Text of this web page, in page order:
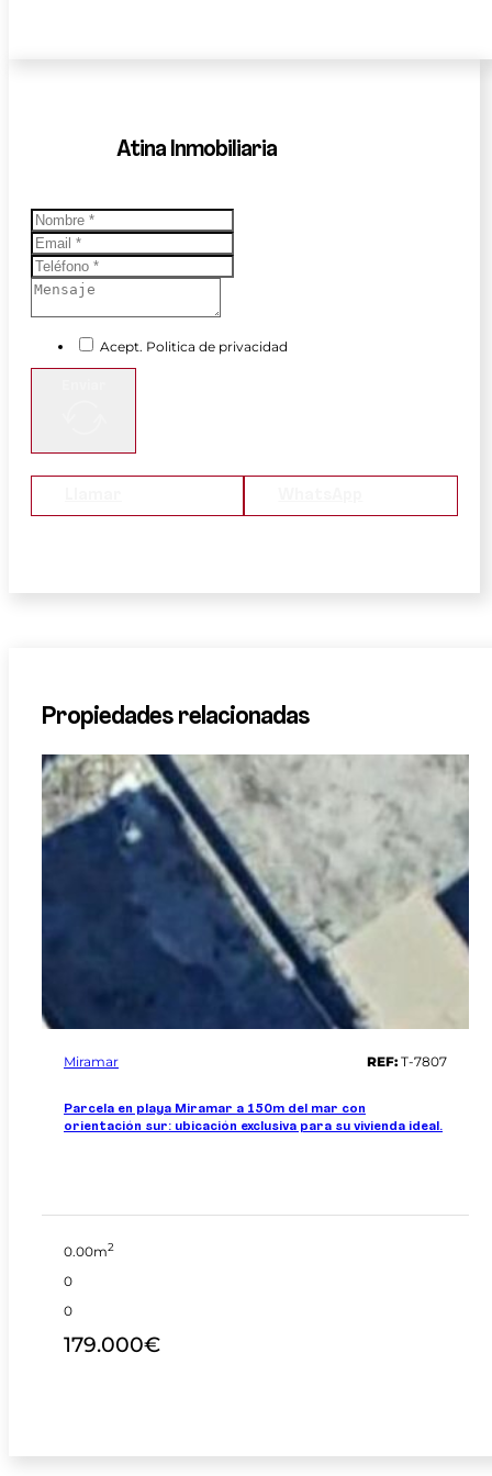
Atina Inmobiliaria
Acept. Politica de privacidad
Propiedades relacionadas
Miramar REF:T-7807
Parcela en playa Miramar a 150m del mar con
orientación sur: ubicación exclusiva para su vivienda ideal.
0.00m2
0
0
179.000€